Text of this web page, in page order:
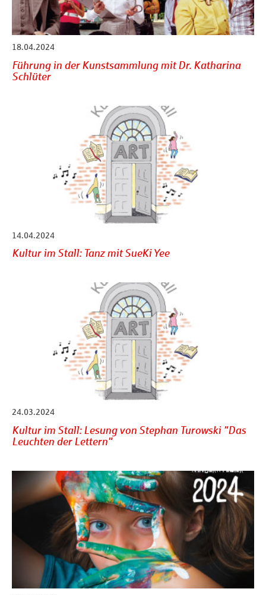
18.04.2024
Führung in der Kunstsammlung mit Dr. Katharina
Schlüter
14.04.2024
Kultur im Stall: Tanz mit SueKi Yee
24.03.2024
Kultur im Stall: Lesung von Stephan Turowski "Das
Leuchten der Lettern"